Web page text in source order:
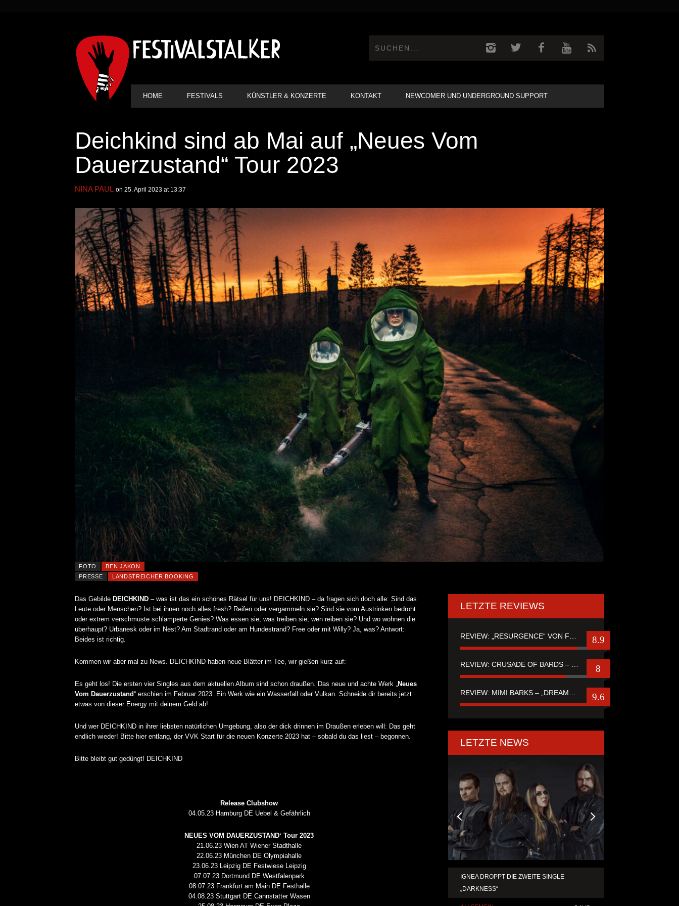
HAUPT-
NAVIGATION
HOME FESTIVALS KÜNSTLER & KONZERTE KONTAKT NEWCOMER UND UNDERGROUND SUPPORT
Deichkind sind ab Mai auf „Neues Vom
Dauerzustand“ Tour 2023
NINA PAUL on 25. April 2023 at 13:37
FOTO
BEN JAKON
PRESSE
LANDSTREICHER BOOKING
Das Gebilde DEICHKIND – was ist das ein schönes Rätsel für uns! DEICHKIND – da fragen sich doch alle: Sind das
Leute oder Menschen? Ist bei ihnen noch alles fresh? Reifen oder vergammeln sie? Sind sie vom Austrinken bedroht
oder extrem verschmuste schlamperte Genies? Was essen sie, was treiben sie, wen reiben sie? Und wo wohnen die
überhaupt? Urbanesk oder im Nest? Am Stadtrand oder am Hundestrand? Free oder mit Willy? Ja, was? Antwort:
Beides ist richtig.
Kommen wir aber mal zu News. DEICHKIND haben neue Blätter im Tee, wir gießen kurz auf:
Es geht los! Die ersten vier Singles aus dem aktuellen Album sind schon draußen. Das neue und achte Werk „ Neues
Vom Dauerzustand“ erschien im Februar 2023. Ein Werk wie ein Wasserfall oder Vulkan. Schneide dir bereits jetzt
etwas von dieser Energy mit deinem Geld ab!
Und wer DEICHKIND in ihrer liebsten natürlichen Umgebung, also der dick drinnen im Draußen erleben will: Das geht
endlich wieder! Bitte hier entlang, der VVK Start für die neuen Konzerte 2023 hat – sobald du das liest – begonnen.
Bitte bleibt gut gedüngt! DEICHKIND
Release Clubshow
04.05.23 Hamburg DE Uebel & Gefährlich
NEUES VOM DAUERZUSTAND‘ Tour 2023
21.06.23 Wien AT Wiener Stadthalle
22.06.23 München DE Olympiahalle
23.06.23 Leipzig DE Festwiese Leipzig
07.07.23 Dortmund DE Westfalenpark
08.07.23 Frankfurt am Main DE Festhalle
04.08.23 Stuttgart DE Cannstatter Wasen
LETZTE REVIEWS
8.9
8
9.6
LETZTE NEWS
IGNEA DROPPT DIE ZWEITE SINGLE
„DARKNESS“
PRONG VERÖFFENTLICHEN NEUE SINGLE
„THE BANNER“
DICK BRAVE ROCKT DINSLAKEN DIREKT